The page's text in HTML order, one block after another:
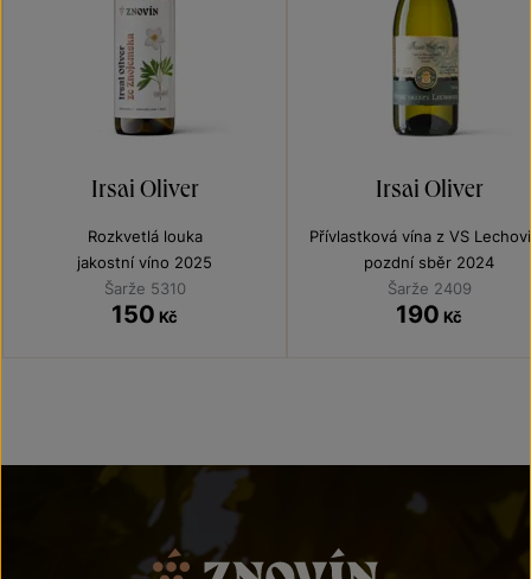
Irsai Oliver
Rozkvetlá louka
jakostní víno 2025
Šarže 5310
150 Kč
Irsai Oliver
Přívlastková vína z VS
pozdní sběr 2024
Šarže 2409
190 Kč